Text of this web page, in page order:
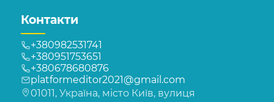
Контакти
+380982531741
+380951753651
+380678680876
platformeditor2021@gmail.com
01011, Україна, місто Київ, вулиця